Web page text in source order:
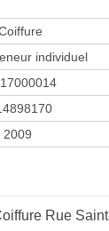
individuel
2009
Rue